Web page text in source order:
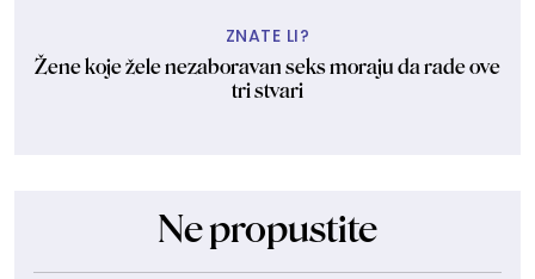
ZNATE LI?
Žene koje žele nezaboravan seks moraju da rade ove
tri stvari
Ne propustite